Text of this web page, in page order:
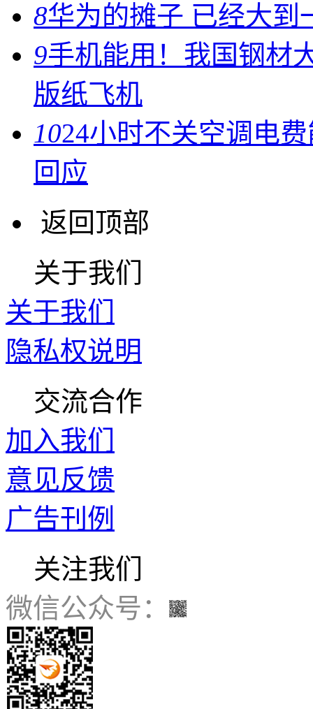
8华为的摊子 已经大到
9手机能用！我国钢材
版纸飞机
1024小时不关空调电
回应
返回顶部
关于我们
关于我们
隐私权说明
交流合作
加入我们
意见反馈
广告刊例
关注我们
微信公众号：